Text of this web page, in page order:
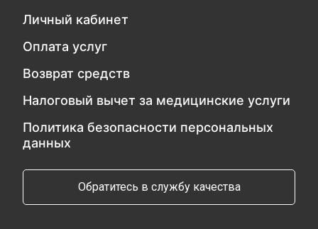
Личный кабинет
Оплата услуг
Возврат средств
Налоговый вычет за медицинские услуги
Политика безопасности персональных
данных
Обратитесь в службу качества